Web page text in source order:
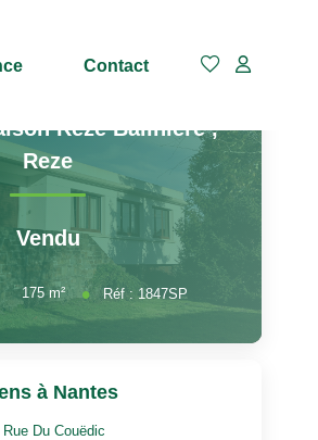
Contact
Rezé Balinière,
Reze
Vendu
175 m² Réf :1847SP
à Nantes
Rue Du Couëdic